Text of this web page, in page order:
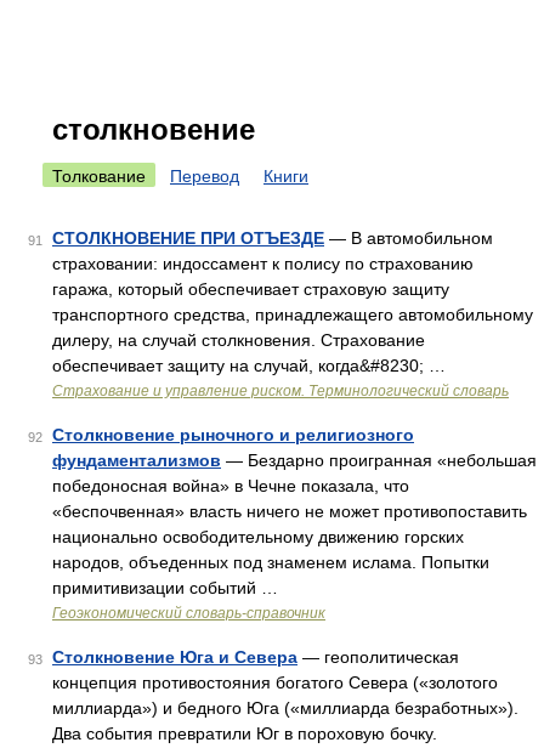
столкновение
Толкование Перевод Книги
91 СТОЛКНОВЕНИЕ ПРИ ОТЪЕЗДЕ — В автомобильном
страховании: индоссамент к полису по страхованию
гаража, который обеспечивает страховую защиту
транспортного средства, принадлежащего автомобильному
дилеру, на случай столкновения. Страхование
обеспечивает защиту на случай, когда&#8230; …
Страхование и управление риском. Терминологический словарь
92
Столкновение рыночного и религиозного
фундаментализмов — Бездарно проигранная «небольшая
победоносная война» в Чечне показала, что
«беспочвенная» власть ничего не может противопоставить
национально освободительному движению горских
народов, объеденных под знаменем ислама. Попытки
примитивизации событий …
Геоэкономический словарь-справочник
93 Столкновение Юга и Севера — геополитическая
концепция противостояния богатого Севера («золотого
миллиарда») и бедного Юга («миллиарда безработных»).
Два события превратили Юг в пороховую бочку.